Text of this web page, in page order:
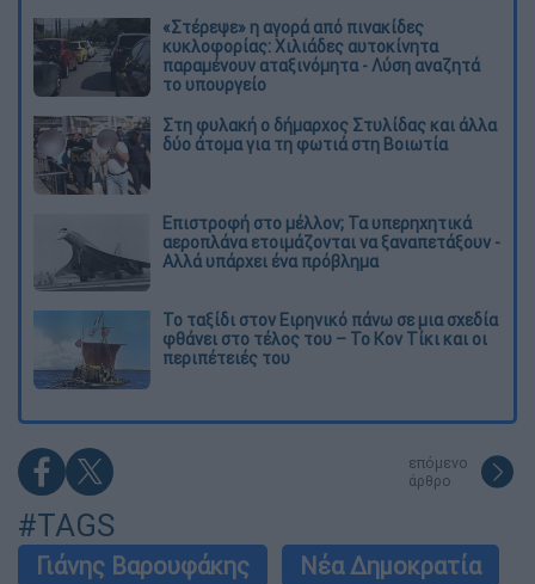
«Στέρεψε» η αγορά από πινακίδες
κυκλοφορίας: Χιλιάδες αυτοκίνητα
παραμένουν αταξινόμητα - Λύση αναζητά
το υπουργείο
Στη φυλακή ο δήμαρχος Στυλίδας και άλλα
δύο άτομα για τη φωτιά στη Βοιωτία
Επιστροφή στο μέλλον; Τα υπερηχητικά
αεροπλάνα ετοιμάζονται να ξαναπετάξουν -
Αλλά υπάρχει ένα πρόβλημα
Το ταξίδι στον Ειρηνικό πάνω σε μια σχεδία
φθάνει στο τέλος του – Το Κον Τίκι και οι
περιπέτειές του
επόμενο
άρθρο
#TAGS
Γιάνης Βαρουφάκης
Νέα Δημοκρατία